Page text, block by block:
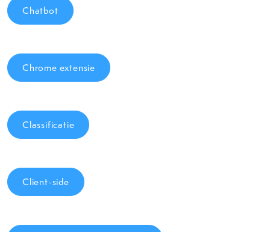
Chatbot
Chrome extensie
Classificatie
Client-side